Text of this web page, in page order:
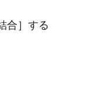
合］する